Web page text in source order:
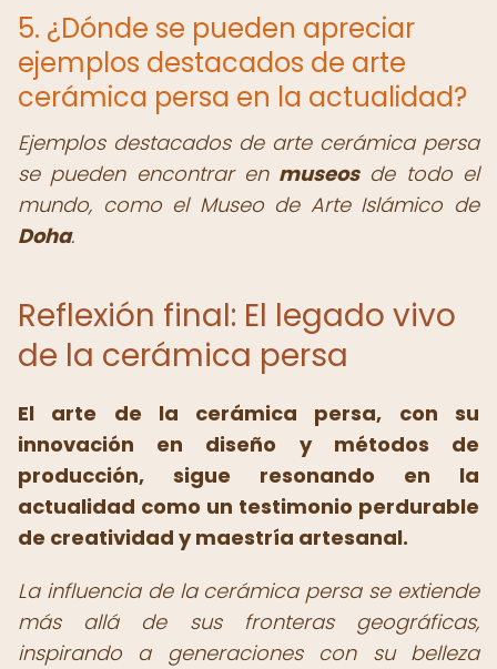
5. ¿Dónde se pueden apreciar
ejemplos destacados de arte
cerámica persa en la actualidad?
Ejemplos destacados de arte cerámica persa
se pueden encontrar en museosde todo el
mundo, como el Museo de Arte Islámico de
Doha.
Reflexión final: El legado vivo
de la cerámica persa
El arte de la cerámica persa, con su
innovación en diseño y métodos de
producción, sigue resonando en la
actualidad como un testimonio perdurable
de creatividad y maestría artesanal.
La influencia de la cerámica persa se extiende
más allá de sus fronteras geográficas,
inspirando a generaciones con su belleza